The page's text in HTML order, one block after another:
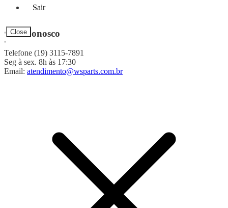
Sair
Close
Fale Conosco
Telefone (19) 3115-7891
Seg à sex. 8h às 17:30
Email: atendimento@wsparts.com.br